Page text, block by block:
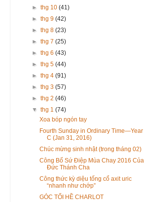
►thg 10(41)
►thg 9(42)
►thg 8(23)
►thg 7(25)
►thg 6(43)
►thg 5(44)
►thg 4(91)
►thg 3(57)
►thg 2(46)
▼thg 1(74)
Xoa bóp ngón tay
Fourth Sunday in Ordinary Time—Year
C (Jan 31, 2016)
Chúc mừng sinh nhật (trong tháng 02)
Công Bố Sứ Điệp Mùa Chay 2016 Của
Đức Thánh Cha
Công thức kỳ diệu tống cổ axit uric
“nhanh như chớp”
GÓC TỐI HỀ CHARLOT